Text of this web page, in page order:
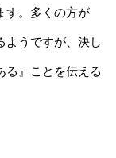
す。多くの方が
ようですが、決し
る』ことを伝える